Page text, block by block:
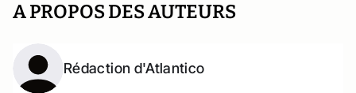
A PROPOS DES AUTEURS
Rédaction d'Atlantico